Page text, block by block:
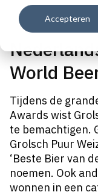
Accepteren
Tags:bier,
Gepubliceerd op:
World
Tijdens de
Awards wist
te bemachtigen.
Grolsch Puur
‘Beste Bier van
noemen. Ook
wonnen in een